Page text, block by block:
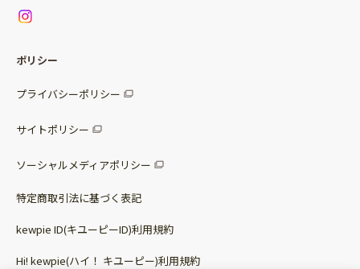
パッケージサラダ
惣菜サラダ
調味料
ベビー・幼児食
その他（カレーなど）
お問い合わせ
ポリシー
プライバシーポリシー
サイトポリシー
ソーシャルメディアポリシー
特定商取引法に基づく表記
kewpie ID(キユーピーID)利用規約
Hi! kewpie(ハイ！ キユーピー)利用規約